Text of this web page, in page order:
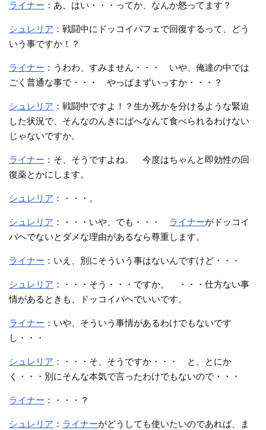
ライナー ：あ、はい・・・ってか、なんか怒ってます？
シュレリア ：戦闘中にドッコイパフェで回復するって、どう
いう事ですか！？
ライナー ：うわわ、すみません・・・ いや、俺達の中では
ごく普通な事で・・・ やっぱまずいっすか・・・？
シュレリア ：戦闘中ですよ！？生か死かを分けるような緊迫
した状況で、そんなのんきにぱへなんて食べられるわけない
じゃないですか。
ライナー ：そ、そうですよね。 今度はちゃんと即効性の回
復薬とかにします。
シュレリア ：・・・。
シュレリア ：・・・いや、でも・・・ ライナーがドッコイ
パヘでないとダメな理由があるなら尊重します。
ライナー ：いえ、別にそういう事はないんですけど・・・
シュレリア ：・・・そう・・・ですか。 ・・・仕方ない事
情があるときも、ドッコイパヘでいいです。
ライナー ：いや、そういう事情があるわけでもないです
し・・・
シュレリア ：・・・そ、そうですか・・・ と、とにか
く・・・別にそんな本気で言ったわけでもないので・・・
ライナー ：・・・？
シュレリア ： ライナーがどうしても使いたいのであれば、ま